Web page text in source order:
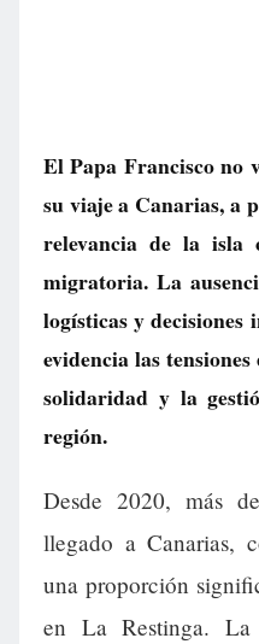
El Papa Francisco
su viaje a Canarias, a
relevancia de la isla
migratoria. La
logísticas y decisiones
evidencia las
solidaridad y la
región.
Desde 2020, más
llegado a Canarias,
una proporción
en La Restinga. La